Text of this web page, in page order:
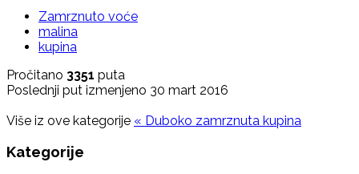
Zamrznuto voće
malina
kupina
Pročitano 3351 puta
Poslednji put izmenjeno 30 mart 2016
Više iz ove kategorije « Duboko zamrznuta kupina
Kategorije